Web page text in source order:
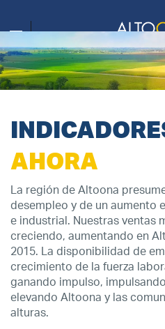
AHORA
La región de Altoona
desempleo y de un aumento
e industrial. Nuestras ventas
creciendo, aumentando en
2015. La disponibilidad de
crecimiento de la fuerza
ganando impulso,
elevando Altoona y las
alturas.